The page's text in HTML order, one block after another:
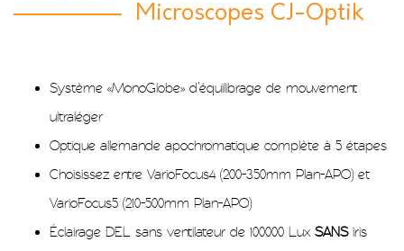
Microscopes CJ-Optik
Système «MonoGlobe» d’équilibrage de mouvement
ultraléger
Optique allemande apochromatique complète à 5 étapes
Choisissez entre VarioFocus4 (200-350mm Plan-APO) et
VarioFocus5 (210-500mm Plan-APO)
Éclairage DEL sans ventilateur de 100000 Lux SANSiris